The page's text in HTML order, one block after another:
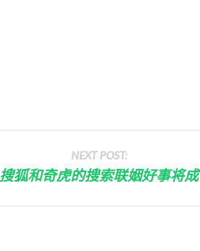
NEXT POST:
搜狐和奇虎的搜索联姻好事将成